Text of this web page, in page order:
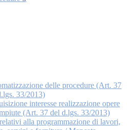
delle procedure (Art. 37
33/2013)
interesse realizzazione opere
(Art. 37 del d.lgs. 33/2013)
alla programmazione di lavori,